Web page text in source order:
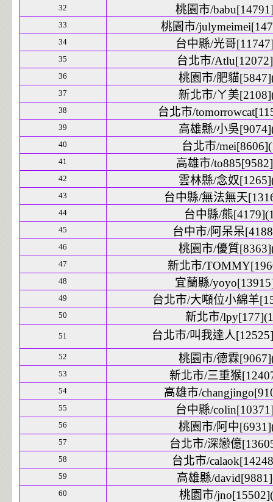
32 桃園市/
33 桃園市/
34 台中縣/光哥
35 台北市/
36 桃園市/肥貓
37 新北市/ㄚ美
38 台北市/
39 高雄縣/小吳
40 台北市/
41 高雄市/
42 雲林縣/念奴
43 台中縣/無法無天
44 台中縣/熊
45 台中市/阿呆呆
46 桃園市/優質
47 新北市/
48 宜蘭縣/
49 台北市/大噸位小綿羊
50 新北市/
51 台北市/叫我達人
52 桃園市/德霖
53 新北市/三重猴
54 高雄市/
55 台中縣/
56 桃園市/阿中
57 台北市/深戀億
58 台北市/
59 高雄縣/
60 桃園市/